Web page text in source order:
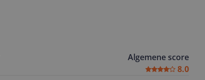
Algemene score
8.0